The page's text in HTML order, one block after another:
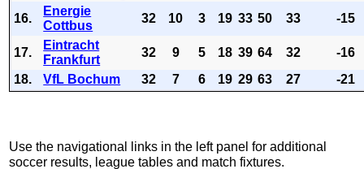
16.
Energie
Cottbus
32 10 3 19 33 50 33 -15
17.
Eintracht
Frankfurt
32 9 5 18 39 64 32
-16
18.
VfL Bochum 32 7 6 19 29 63 27 -21
Use the navigational links in the left panel for additional
soccer results, league tables and match fixtures.